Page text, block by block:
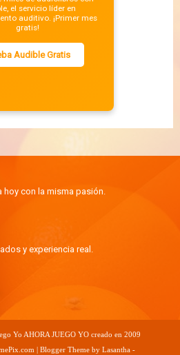
el servicio líder en
auditivo. ¡Primer mes
gratis!
Audible Gratis
con la misma pasión.
y experiencia real.
Yo AHORA JUEGO YO creado en 2009
| Blogger Theme by Lasantha-